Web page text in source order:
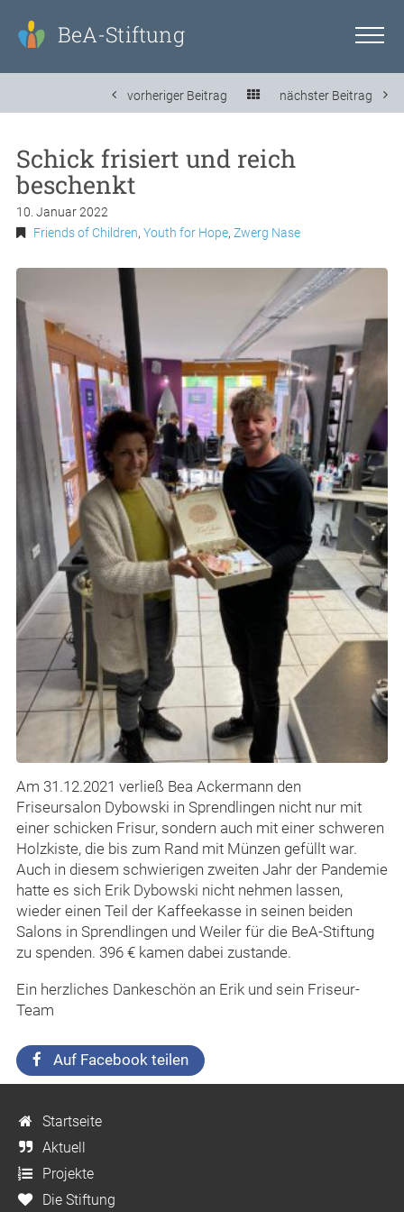
BeA-Stiftung
vorheriger Beitrag nächster Beitrag
Schick frisiert und reich
beschenkt
10. Januar 2022
Friends of Children, Youth for Hope, Zwerg Nase
Am 31.12.2021 verließ Bea Ackermann den
Friseursalon Dybowski in Sprendlingen nicht nur mit
einer schicken Frisur, sondern auch mit einer schweren
Holzkiste, die bis zum Rand mit Münzen gefüllt war.
Auch in diesem schwierigen zweiten Jahr der Pandemie
hatte es sich Erik Dybowski nicht nehmen lassen,
wieder einen Teil der Kaffeekasse in seinen beiden
Salons in Sprendlingen und Weiler für die BeA-Stiftung
zu spenden. 396 € kamen dabei zustande.
Ein herzliches Dankeschön an Erik und sein Friseur-
Team
Auf Facebook teilen
Startseite
Aktuell
Projekte
Die Stiftung